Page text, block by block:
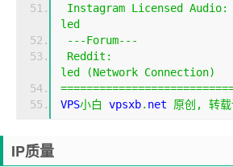
Instagram Licensed Audio:
led
---Forum---
Reddit :
led
(Network Connection)
VPS小白 vpsxb. net 原创, 转
IP质量